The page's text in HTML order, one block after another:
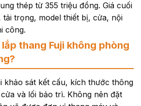
thép từ 355 triệu đồng. Giá cuối
tải trọng, model thiết bị, cửa, nội
công.
thang Fuji không phòng
khảo sát kết cấu, kích thước thông
và lối bảo trì. Không nên đặt